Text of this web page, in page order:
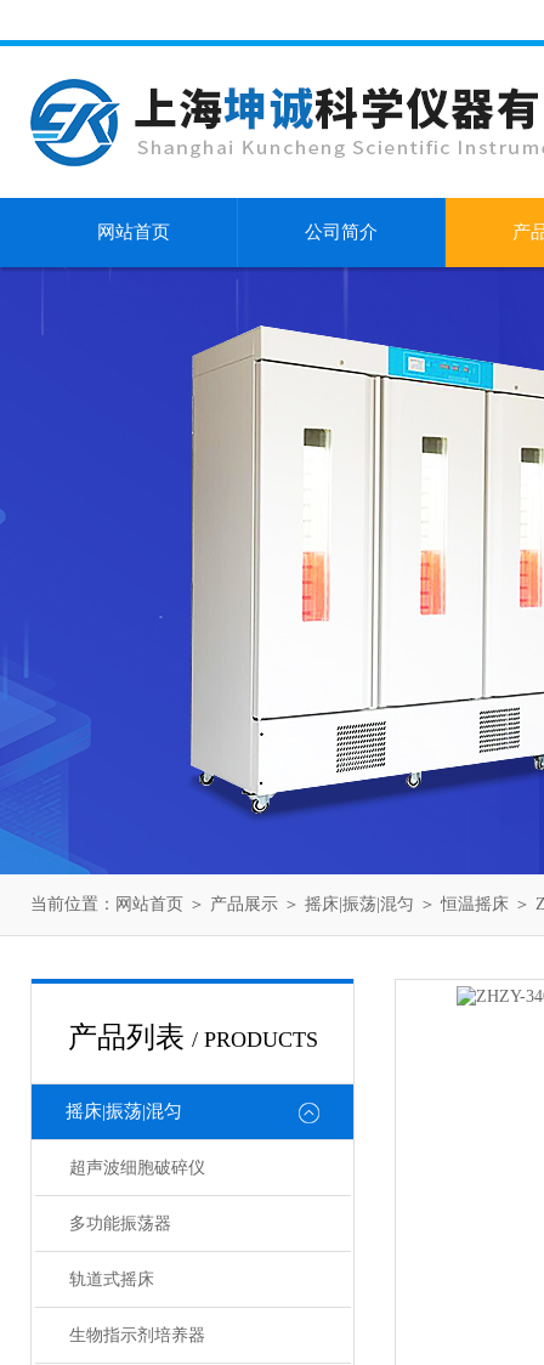
网站首页 公司简介 产
当前位置： 网站首页 ＞ 产品展示 ＞ 摇床|振荡|混匀 ＞恒温摇床 ＞
产品列表 / PRODUCTS
摇床|振荡|混匀
超声波细胞破碎仪
多功能振荡器
轨道式摇床
生物指示剂培养器